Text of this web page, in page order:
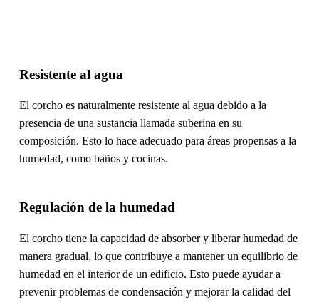
Resistente al agua
El corcho es naturalmente resistente al agua debido a la
presencia de una sustancia llamada suberina en su
composición. Esto lo hace adecuado para áreas propensas a la
humedad, como baños y cocinas.
Regulación de la humedad
El corcho tiene la capacidad de absorber y liberar humedad de
manera gradual, lo que contribuye a mantener un equilibrio de
humedad en el interior de un edificio. Esto puede ayudar a
prevenir problemas de condensación y mejorar la calidad del